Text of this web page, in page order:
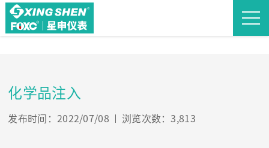
化学品注入
发布时间：2022/07/08 浏览次数：3,813